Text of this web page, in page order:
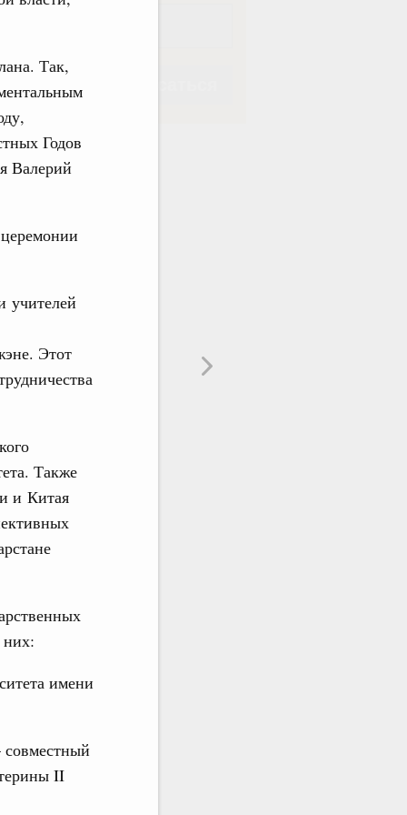
Так,
Годов
Валерий
учителей
Этот
Также
и Китая
них:
имени
совместный
II